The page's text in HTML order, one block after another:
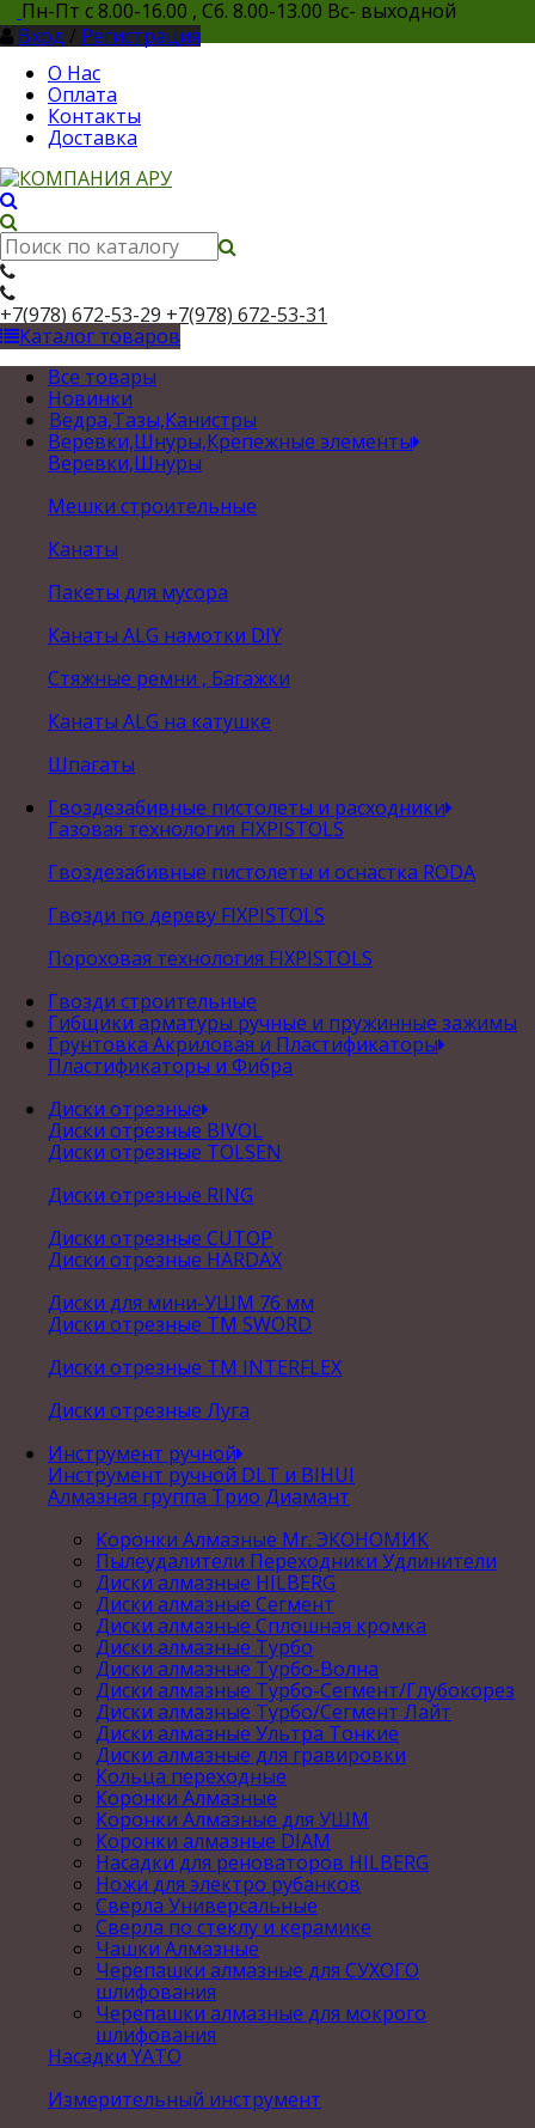
Пн-Пт с 8.00-16.00 , Сб. 8.00-13.00 Вс- выходной
Вход / Регистрация
О Нас
Оплата
Контакты
Доставка
+7(978) 672-53-29 +7(978) 672-53-31
Каталог товаров
Все товары
Новинки
Ведра,Тазы,Канистры
Веревки,Шнуры,Крепежные элементы
Веревки,Шнуры
Мешки строительные
Канаты
Пакеты для мусора
Канаты ALG намотки DIY
Стяжные ремни , Багажки
Канаты ALG на катушке
Шпагаты
Гвоздезабивные пистолеты и расходники
Газовая технология FIXPISTOLS
Гвоздезабивные пистолеты и оснастка RODA
Гвозди по дереву FIXPISTOLS
Пороховая технология FIXPISTOLS
Гвозди строительные
Гибщики арматуры ручные и пружинные зажимы
Грунтовка Акриловая и Пластификаторы
Пластификаторы и Фибра
Диски отрезные
Диски отрезные BIVOL
Диски отрезные TOLSEN
Диски отрезные RING
Диски отрезные CUTOP
Диски отрезные HARDAX
Диски для мини-УШМ 76 мм
Диски отрезные ТМ SWORD
Диски отрезные ТМ INTERFLEX
Диски отрезные Луга
Инструмент ручной
Инструмент ручной DLT и BIHUI
Алмазная группа Трио Диамант
Коронки Алмазные Mr. ЭКОНОМИК
Пылеудалители Переходники Удлинители
Диски алмазные HILBERG
Диски алмазные Сегмент
Диски алмазные Сплошная кромка
Диски алмазные Турбо
Диски алмазные Турбо-Волна
Диски алмазные Турбо-Сегмент/Глубокорез
Диски алмазные Турбо/Сегмент Лайт
Диски алмазные Ультра Тонкие
Диски алмазные для гравировки
Кольца переходные
Коронки Алмазные
Коронки Алмазные для УШМ
Коронки алмазные DIAM
Насадки для реноваторов HILBERG
Ножи для электро рубанков
Сверла Универсальные
Сверла по стеклу и керамике
Чашки Алмазные
Черепашки алмазные для СУХОГО
шлифования
Черепашки алмазные для мокрого
шлифования
Насадки YATO
Измерительный инструмент